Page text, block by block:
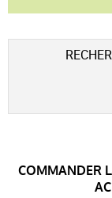
pour :
COMMANDER